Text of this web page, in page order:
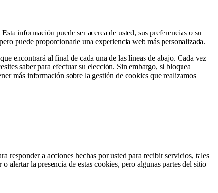
información puede ser acerca de usted, sus preferencias o su
puede proporcionarle una experiencia web más personalizada.
encontrará al final de cada una de las líneas de abajo. Cada vez
saber para efectuar su elección. Sin embargo, si bloquea
más información sobre la gestión de cookies que realizamos
responder a acciones hechas por usted para recibir servicios, tales
alertar la presencia de estas cookies, pero algunas partes del sitio